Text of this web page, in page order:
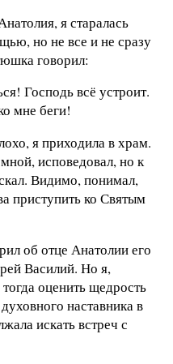
я старалась
но не все и не сразу
говорил:
Господь всё устроит.
мне беги!
я приходила в храм.
исповедовал, но к
Видимо, понимал,
приступить ко Святым
об отце Анатолии его
Василий. Но я,
оценить щедрость
наставника в
искать встреч с